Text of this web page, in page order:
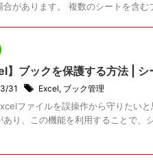
合があります。 複数のシートを含
】ブックを保護する方法 |
31 Excel, ブック管理
ファイルを誤操作から守りたい
あり、この機能を利用することで、